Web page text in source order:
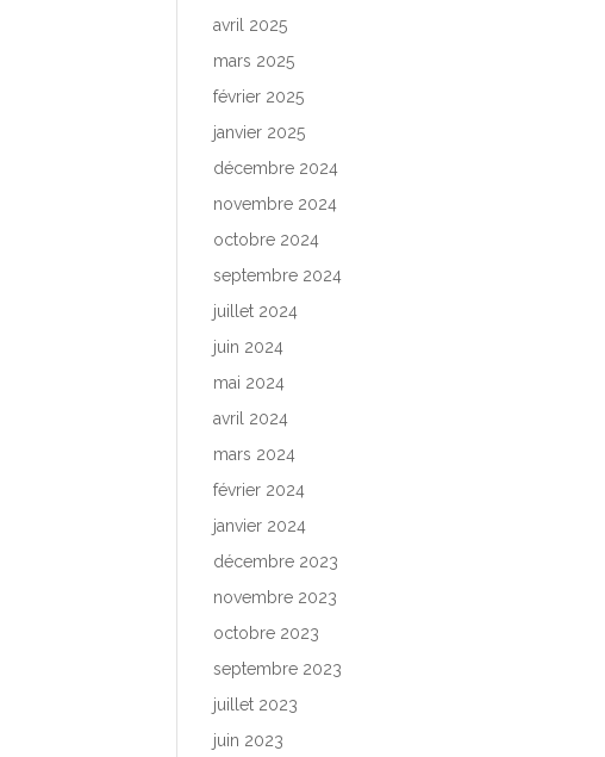
avril 2025
mars 2025
février 2025
janvier 2025
décembre 2024
novembre 2024
octobre 2024
septembre 2024
juillet 2024
juin 2024
mai 2024
avril 2024
mars 2024
février 2024
janvier 2024
décembre 2023
novembre 2023
octobre 2023
septembre 2023
juillet 2023
juin 2023